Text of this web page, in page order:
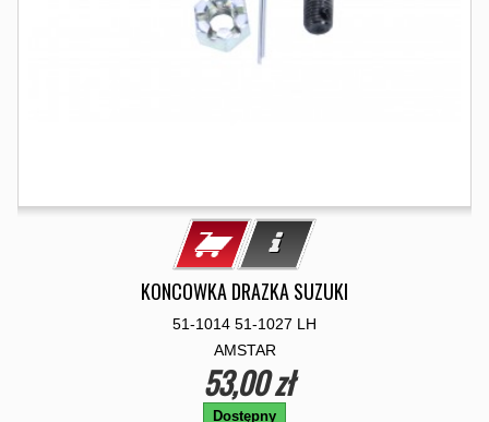
KONCOWKA DRAZKA SUZUKI
51-1014 51-1027 LH
AMSTAR
53,00 zł
Dostępny